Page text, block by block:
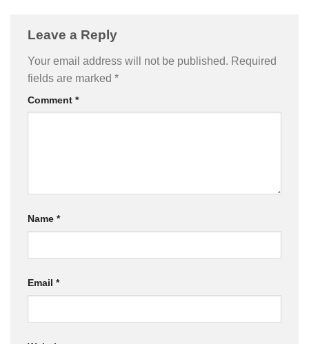
Leave a Reply
Your email address will not be published. Required
fields are marked *
Comment *
Name *
Email *